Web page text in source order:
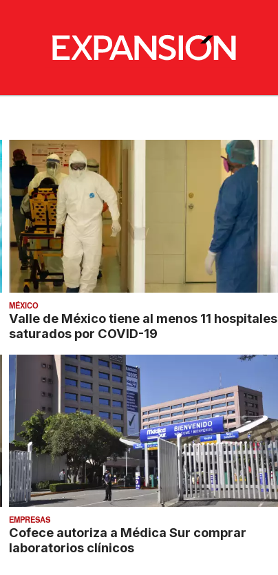
MÉXICO
Valle de México tiene al menos 11 hospitales
saturados por COVID-19
EMPRESAS
Cofece autoriza a Médica Sur comprar
laboratorios clínicos